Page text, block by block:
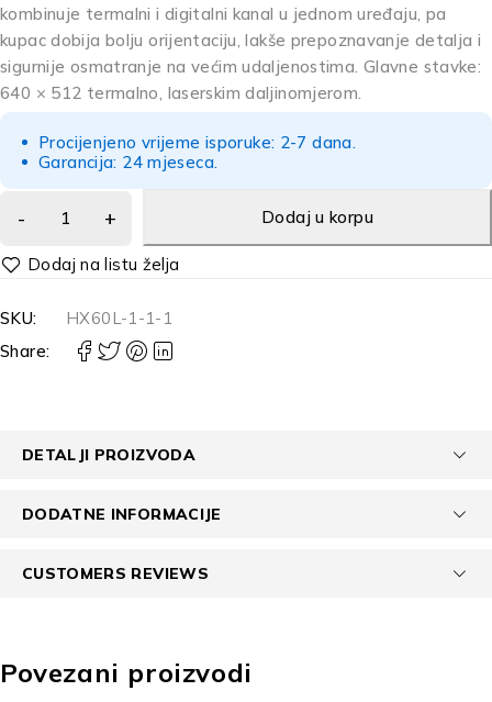
kombinuje termalni i digitalni kanal u jednom uređaju, pa
kupac dobija bolju orijentaciju, lakše prepoznavanje detalja i
sigurnije osmatranje na većim udaljenostima. Glavne stavke:
640 × 512 termalno, laserskim daljinomjerom.
Procijenjeno vrijeme isporuke: 2-7 dana.
Garancija: 24 mjeseca.
Dodaj u korpu
Alternative:
SKU:
HX60L-1-1-1
Share:
DETALJI PROIZVODA
DODATNE INFORMACIJE
CUSTOMERS REVIEWS
Povezani proizvodi